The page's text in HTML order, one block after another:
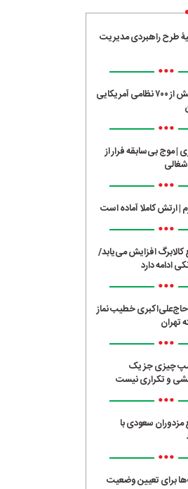
طرح راهبردی مدیریت
•••
ضربه مغزی بیش از ۷۰۰ نظامی آمریکایی
•••
| موج بی‌سابقه فرار از
•••
| ارتش کاملا آماده است
•••
کالابرگ افزایش می‌یابد/
ادامه دارد
•••
خطیب نماز
تهران
•••
چیزی جز یک
و تکراری نیست
•••
مزدوران سعودی با
•••
برای تعیین وضعیت